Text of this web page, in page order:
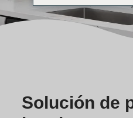
Solución de